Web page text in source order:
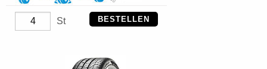
St BESTELLEN